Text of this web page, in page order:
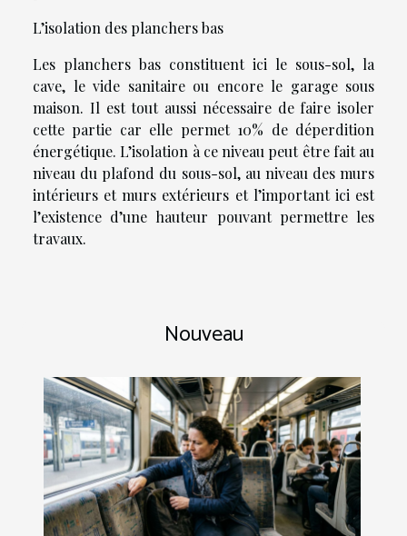
L’isolation des planchers bas
Les planchers bas constituent ici le sous-sol, la
cave, le vide sanitaire ou encore le garage sous
maison. Il est tout aussi nécessaire de faire isoler
cette partie car elle permet 10% de déperdition
énergétique. L’isolation à ce niveau peut être fait au
niveau du plafond du sous-sol, au niveau des murs
intérieurs et murs extérieurs et l’important ici est
l’existence d’une hauteur pouvant permettre les
travaux.
Nouveau